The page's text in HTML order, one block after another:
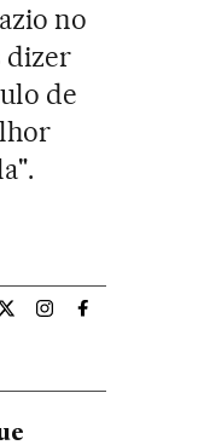
no
dizer
de
Internacional El País
Internacional El
Internacional